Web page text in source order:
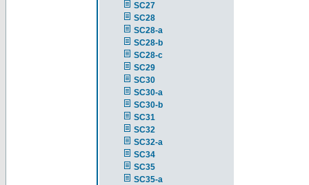
SC27
SC28
SC28-a
SC28-b
SC28-c
SC29
SC30
SC30-a
SC30-b
SC31
SC32
SC32-a
SC34
SC35
SC35-a